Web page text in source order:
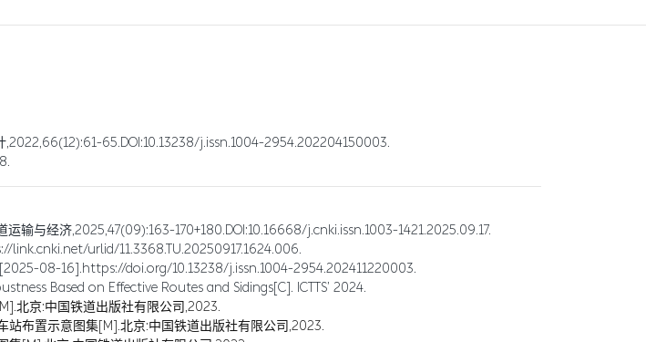
65.DOI:10.13238/j.issn.1004-2954.202204150003.
输与经济,2025,47(09):163-170+180.DOI:10.16668/j.cnki.issn.1003-1421.2025.09.17.
link.cnki.net/urlid/11.3368.TU.20250917.1624.006.
08-16].https://doi.org/10.13238/j.issn.1004-2954.202411220003.
Based on Effective Routes and Sidings[C]. ICTTS’ 2024.
北京:中国铁道出版社有限公司,2023.
站布置示意图集[M].北京:中国铁道出版社有限公司,2023.